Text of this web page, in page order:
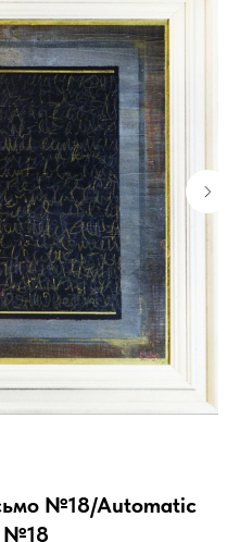
№18/Automatic
№18